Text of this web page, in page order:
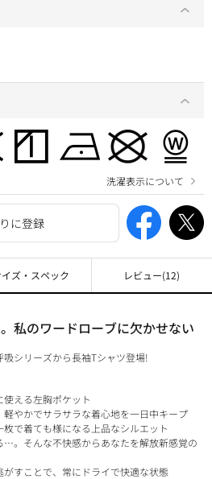
に登録
洗濯表示について
私のワードローブに欠かせない
シリーズから長袖Tシャツ登場!
使える左胸ポケット
軽やかでサラサラな着心地を一日中キープ
で着ても様になる上品なシルエット
…。そんな不快感からあなたを解放新感覚の
がすことで、常にドライで快適な状態
ズ・スペック レビュー(12)